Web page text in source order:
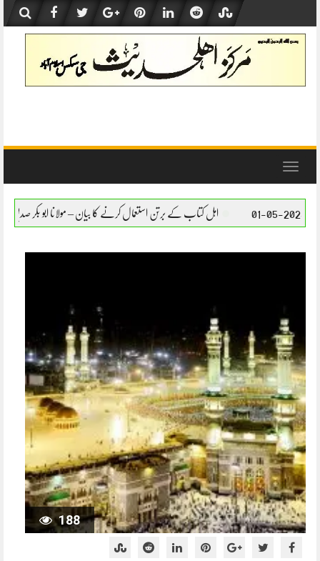
content
Toggle
اہل کتاب کے برتن استعمال کرنے کا بیان – مولانا ابو بکر صدیق حفظہ اللہ اہل کتاب کے
188